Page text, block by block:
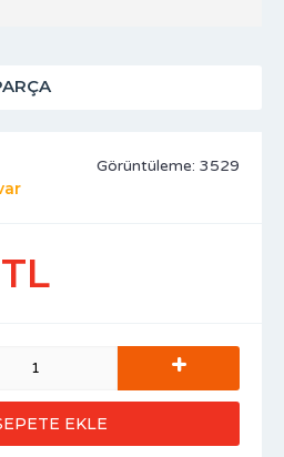
Görüntüleme: 3529
+
EKLE